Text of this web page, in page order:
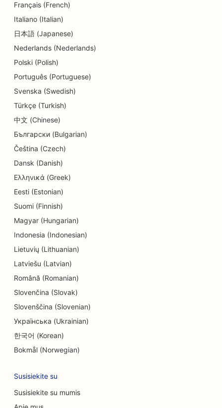
SEO odontologijos klinikoms
SEO restoranams
SEO keksiukų parduotuvėms
SEO švietimo ir vaikų priežiūros paslaugoms
SEO parduotuvėms, kuriose prekiaujama
keksiukais
SEO elektrikams
SEO sausoms valykloms
SEO elektronikos parduotuvėms
SEO inžinerijos įmonėms
SEO endodontologams
SEO pramogoms ir poilsiui
Etninių restoranų EO
'Farm-to-Table' restoranų SEO
SEO veido pakėlimo paslaugoms
SEO šeimos restoranams
SEO finansų planuotojams
SEO greito maisto restoranams
SEO gėlininkams
Français (French)
Italiano (Italian)
日本語 (Japanese)
Nederlands (Nederlands)
Polski (Polish)
Português (Portuguese)
Svenska (Swedish)
Türkçe (Turkish)
中文 (Chinese)
Български (Bulgarian)
Čeština (Czech)
Dansk (Danish)
Ελληνικά (Greek)
Eesti (Estonian)
Suomi (Finnish)
Magyar (Hungarian)
Indonesia (Indonesian)
Lietuvių (Lithuanian)
Latviešu (Latvian)
Română (Romanian)
Slovenčina (Slovak)
Slovenščina (Slovenian)
Українська (Ukrainian)
한국어 (Korean)
Bokmål (Norwegian)
Susisiekite su
Susisiekite su mumis